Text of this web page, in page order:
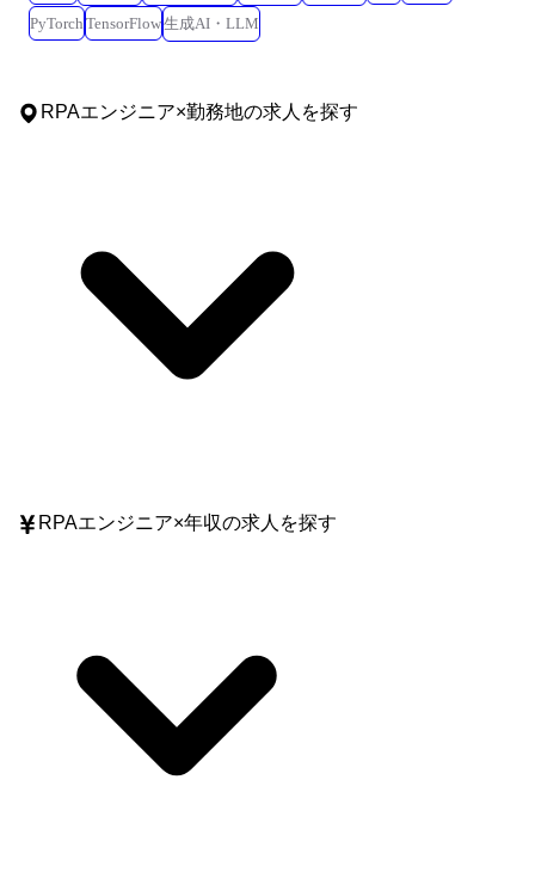
PyTorch TensorFlow生成AI・LLM
RPAエンジニア×勤務地の求人を探す
RPAエンジニア×年収の求人を探す